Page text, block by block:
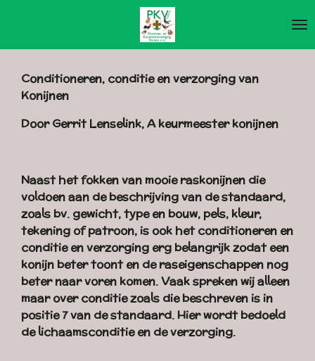
naar
hoofdinhoud
Conditioneren, conditie en verzorging van
Konijnen
Door Gerrit Lenselink, A keurmeester konijnen
Naast het fokken van mooie raskonijnen die
voldoen aan de beschrijving van de standaard,
zoals bv. gewicht, type en bouw, pels, kleur,
tekening of patroon, is ook het conditioneren en
conditie en verzorging erg belangrijk zodat een
konijn beter toont en de raseigenschappen nog
beter naar voren komen. Vaak spreken wij alleen
maar over conditie zoals die beschreven is in
positie 7 van de standaard. Hier wordt bedoeld
de lichaamsconditie en de verzorging.